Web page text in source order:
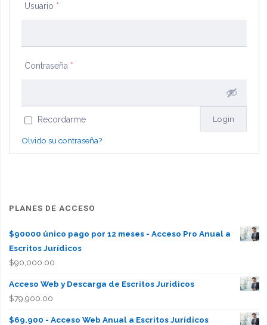
Usuario *
Contraseña *
Recordarme
Olvido su contraseña?
PLANES DE ACCESO
$90000 único pago por 12 meses - Acceso Pro Anual a
Escritos Jurídicos
$90,000.00
Acceso Web y Descarga de Escritos Jurídicos
$79,900.00
$69.900 - Acceso Web Anual a Escritos Jurídicos